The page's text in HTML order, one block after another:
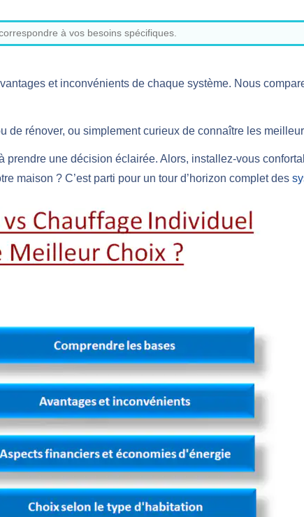
à vos besoins spécifiques.
et inconvénients de chaque système. Nous
de rénover, ou simplement curieux de connaître les
une décision éclairée. Alors, installez-vous
maison ? C’est parti pour un tour d’horizon complet des